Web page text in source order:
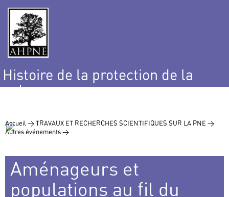
Histoire de la protection de la
nature
Accueil >TRAVAUX ET RECHERCHES SCIENTIFIQUES SUR LA PNE >
Autres événements >
Aménageurs et
populations au fil du